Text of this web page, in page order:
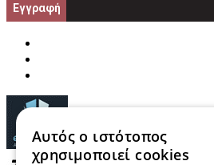
Εγγραφή
Αυτός ο ιστότοπος
χρησιμοποιεί cookies